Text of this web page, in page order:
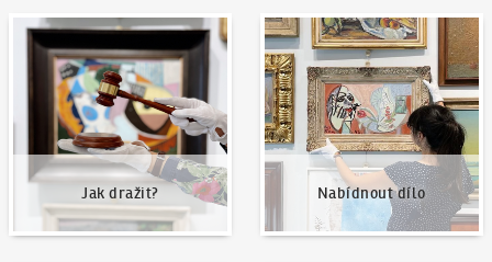
Jak dražit?
Jak dražit?
Nabídnout dílo
Nabídnout dílo